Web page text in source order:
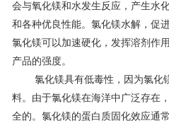
会与氧化镁和水发生反应，产生水
和各种优良性能。氯化镁水解，促
氯化镁可以加速硬化，发挥溶剂作
产品的强度。
氯化镁具有低毒性，因为氯化
料。由于氯化镁在海洋中广泛存在
全的。氯化镁的蛋白质固化效应通